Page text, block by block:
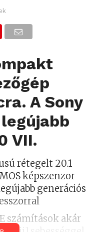
A Sony
VII.
rétegelt 20.1
képszenzor
generációs
számítások akár